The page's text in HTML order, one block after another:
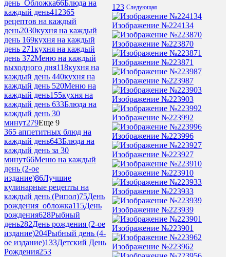
день_Обложка66Блюда на
каждый день412365
рецептов на каждый
день2030кухня на каждый
день 169кухня на каждый
день 271кухня на каждый
день 372Меню на каждый
выходного дня118кухня на
каждый день 440кухня на
каждый день 520Меню на
каждый день155кухня на
каждый день 633Блюда на
каждый день 30
минут279Еще 9
365 аппетитных блюд на
каждый день643Блюда на
каждый день за 30
минут66Меню на каждый
день (2-ое
издание)86Лучшие
кулинарные рецепты на
каждый день (Рипол)75День
рождения_обложка115День
рождения628Рыбный
день282День рождения (2-ое
издание)204Рыбный день (4-
ое издание)133Детский День
Рождения253
1 23 Следующая
Изображение №224134
Изображение №223870
Изображение №223871
Изображение №223987
Изображение №223903
Изображение №223992
Изображение №223996
Изображение №223927
Изображение №223910
Изображение №223933
Изображение №223939
Изображение №223901
Изображение №223962